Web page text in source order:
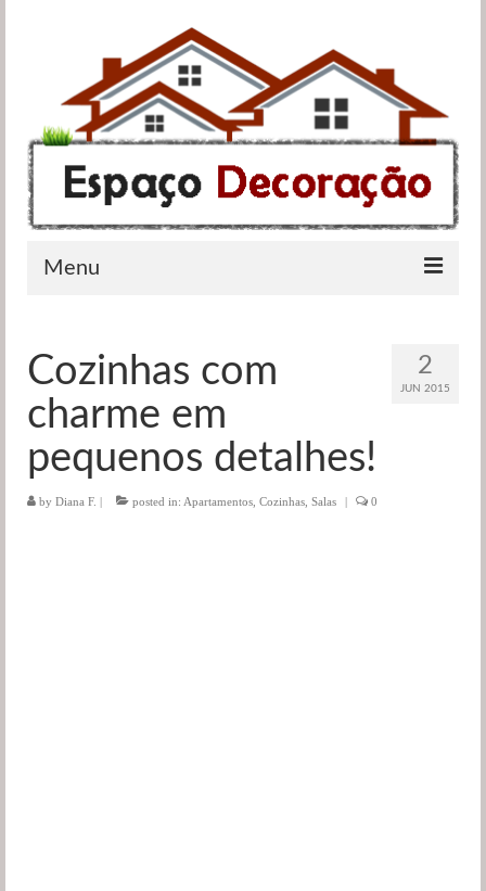
Menu
Casas de banho
Cozinhas
Quartos
Salas
2
JUN 2015
Cozinhas com
charme em
pequenos detalhes!
by Diana F. | posted in: Apartamentos Cozinhas Salas | 0